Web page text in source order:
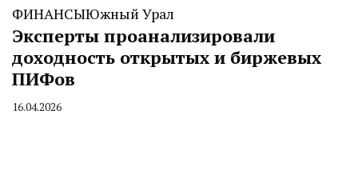
ФИНАНСЫЮжный Урал
Эксперты проанализировали
доходность открытых и биржевых
ПИФов
By
16.04.2026